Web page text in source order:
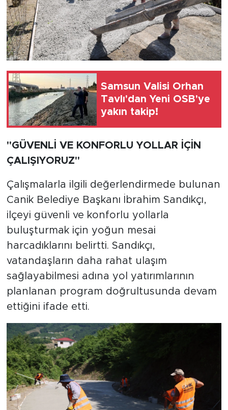
Samsun Valisi Orhan
Tavlı'dan Yeni OSB'ye
yakın takip!
"GÜVENLİ VE KONFORLU YOLLAR İÇİN
ÇALIŞIYORUZ"
Çalışmalarla ilgili değerlendirmede bulunan
Canik Belediye Başkanı İbrahim Sandıkçı,
ilçeyi güvenli ve konforlu yollarla
buluşturmak için yoğun mesai
harcadıklarını belirtti. Sandıkçı,
vatandaşların daha rahat ulaşım
sağlayabilmesi adına yol yatırımlarının
planlanan program doğrultusunda devam
ettiğini ifade etti.